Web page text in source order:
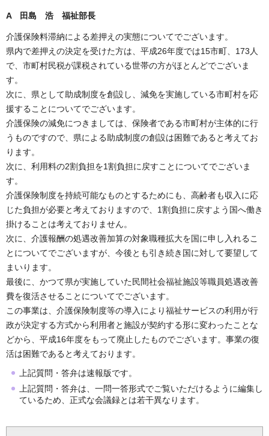
A 田島 浩 福祉部長
介護保険料滞納による差押えの実態についてでございます。
県内で差押えの決定を受けた方は、平成26年度では15市町、173人
で、市町村民税が課税されている世帯の方がほとんどでございま
す。
次に、県として助成制度を創設し、減免を実施している市町村を応
援することについてでございます。
介護保険の減免につきましては、保険者である市町村が主体的に行
うものですので、県による助成制度の創設は困難であると考えてお
ります。
次に、利用料の2割負担を1割負担に戻すことについてでございま
す。
介護保険制度を持続可能なものとするためにも、高齢者も収入に応
じた負担が必要と考えておりますので、1割負担に戻すよう国へ働き
掛けることは考えておりません。
次に、介護報酬の処遇改善加算の対象職種拡大を国に申し入れるこ
とについてでございますが、今後とも引き続き国に対して要望して
まいります。
最後に、かつて県が実施していた民間社会福祉施設等職員処遇改善
費を復活させることについてでございます。
この事業は、介護保険制度等の導入により福祉サービスの利用が行
政が決定する方式から利用者と施設が契約する形に変わったことな
どから、平成16年度をもって廃止したものでございます。事業の復
活は困難であると考えております。
上記質問・答弁は速報版です。
上記質問・答弁は、一問一答形式でご覧いただけるように編集し
ているため、正式な会議録とは若干異なります。